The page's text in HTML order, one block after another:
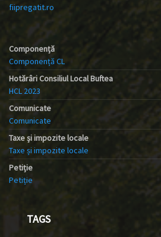
fiipregatit.ro
Componență
Componență CL
Hotărâri Consiliul Local Buftea
HCL 2023
Comunicate
Comunicate
Taxe și impozite locale
Taxe și impozite locale
Petiție
Petiție
TAGS